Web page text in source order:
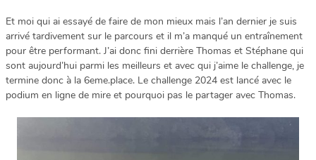
Et moi qui ai essayé de faire de mon mieux mais l’an dernier je suis
arrivé tardivement sur le parcours et il m’a manqué un entraînement
pour être performant. J’ai donc fini derrière Thomas et Stéphane qui
sont aujourd’hui parmi les meilleurs et avec qui j’aime le challenge, je
termine donc à la 6eme.place. Le challenge 2024 est lancé avec le
podium en ligne de mire et pourquoi pas le partager avec Thomas.